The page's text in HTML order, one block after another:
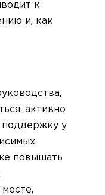
к
и, как
активно
поддержку у
повышать